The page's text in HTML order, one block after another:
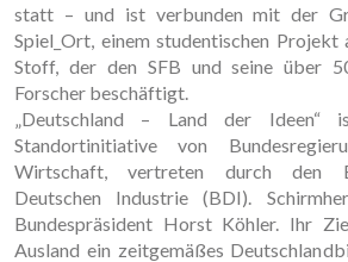
statt – und ist verbunden mit der
Spiel_Ort, einem studentischen Projekt
Stoff, der den SFB und seine über
Forscher beschäftigt.
„Deutschland – Land der Ideen“
Standortinitiative von
Wirtschaft, vertreten durch den
Deutschen Industrie (BDI).
Bundespräsident Horst Köhler. Ihr
Ausland ein zeitgemäßes